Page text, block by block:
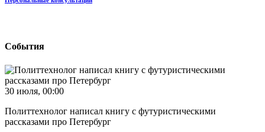
События
30 июля, 00:00
Политтехнолог написал книгу с футуристическими
рассказами про Петербург